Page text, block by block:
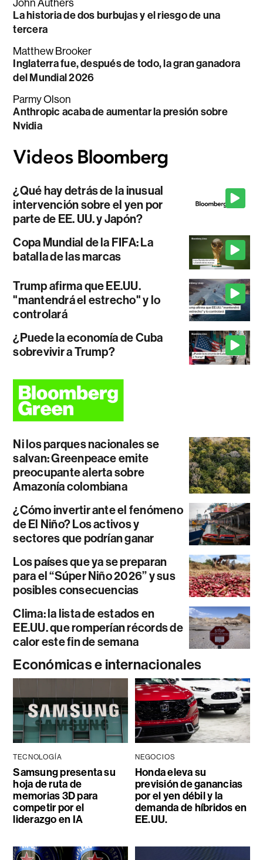
John Authers
La historia de dos burbujas y el riesgo de una
tercera
Matthew Brooker
Inglaterra fue, después de todo, la gran ganadora
del Mundial 2026
Parmy Olson
Anthropic acaba de aumentar la presión sobre
Nvidia
¿Qué hay detrás de la inusual
intervención sobre el yen por
parte de EE. UU. y Japón?
Copa Mundial de la FIFA: La
batalla de las marcas
Trump afirma que EE.UU.
"mantendrá el estrecho" y lo
controlará
¿Puede la economía de Cuba
sobrevivir a Trump?
Ni los parques nacionales se
salvan: Greenpeace emite
preocupante alerta sobre
Amazonía colombiana
¿Cómo invertir ante el fenómeno
de El Niño? Los activos y
sectores que podrían ganar
Los países que ya se preparan
para el “Súper Niño 2026” y sus
posibles consecuencias
Clima: la lista de estados en
EE.UU. que romperían récords de
calor este fin de semana
Económicas e internacionales
TECNOLOGÍA
Samsung presenta su
hoja de ruta de
memorias 3D para
competir por el
liderazgo en IA
NEGOCIOS
Honda eleva su
previsión de ganancias
por el yen débil y la
demanda de híbridos en
EE.UU.